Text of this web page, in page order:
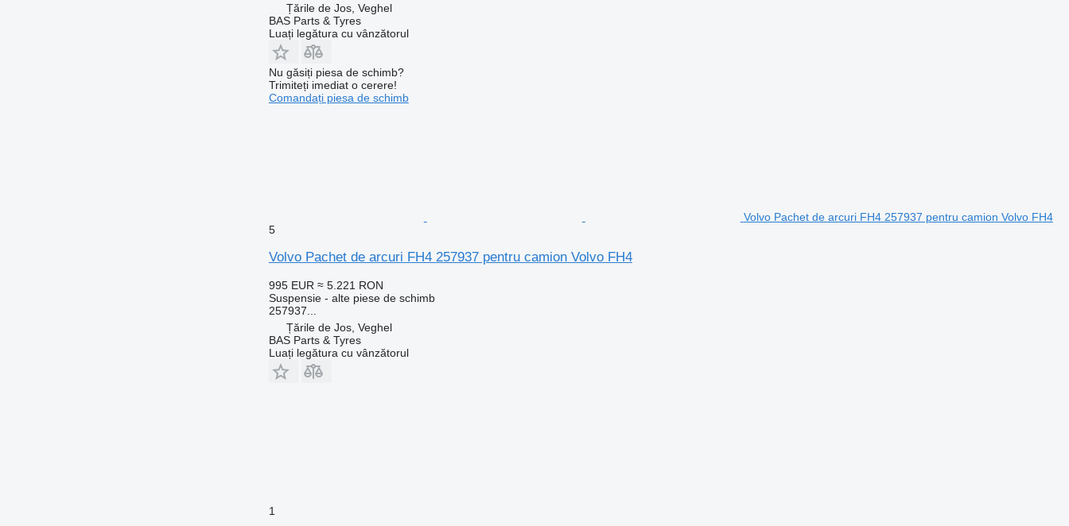
Țările de Jos, Veghel
BAS Parts & Tyres
Luați legătura cu vânzătorul
Nu găsiți piesa de schimb?
Trimiteți imediat o cerere!
Comandați piesa de schimb
Volvo Pachet de arcuri FH4 257937 pentru camion Volvo FH4
5
Volvo Pachet de arcuri FH4 257937 pentru camion Volvo FH4
995 EUR ≈ 5.221 RON
Suspensie - alte piese de schimb
257937...
Țările de Jos, Veghel
BAS Parts & Tyres
Luați legătura cu vânzătorul
1